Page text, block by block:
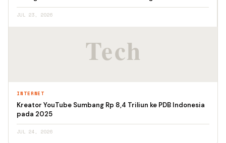
JUL 23, 2026
INTERNET
Kreator YouTube Sumbang Rp 8,4 Triliun ke PDB Indonesia
pada 2025
JUL 24, 2026